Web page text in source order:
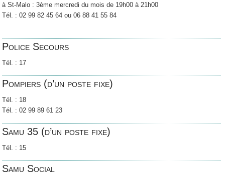
à St-Malo : 3èmemercredi du mois de 19h00 à 21h00
Tél. : 02 99 82 45 64 ou 06 88 41 55 84
Police Secours
Tél. : 17
Pompiers (d’un poste fixe)
Tél. : 18
Tél. : 02 99 89 61 23
Samu 35 (d’un poste fixe)
Tél. : 15
Samu Social